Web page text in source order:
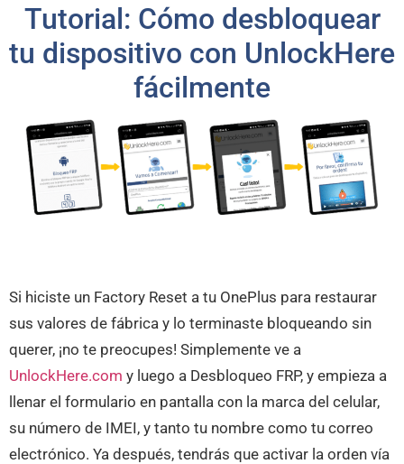
Tutorial: Cómo desbloquear
tu dispositivo con UnlockHere
fácilmente
Si hiciste un Factory Reset a tu OnePlus para restaurar
sus valores de fábrica y lo terminaste bloqueando sin
querer, ¡no te preocupes! Simplemente ve a
UnlockHere.com y luego a Desbloqueo FRP, y empieza a
llenar el formulario en pantalla con la marca del celular,
su número de IMEI, y tanto tu nombre como tu correo
electrónico. Ya después, tendrás que activar la orden vía